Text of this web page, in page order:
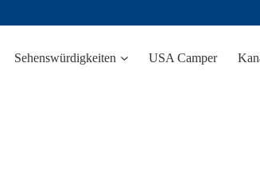
Sehenswürdigkeiten USA Camper